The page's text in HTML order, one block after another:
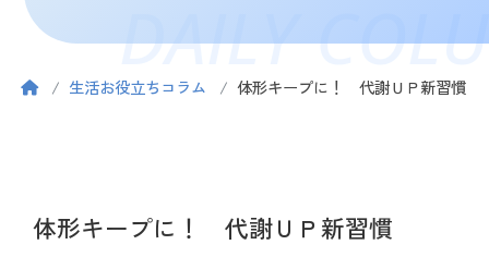
DAILY
生活お役立ちコラム 体形キープに！ 代謝ＵＰ新習慣
体形キープに！ 代謝ＵＰ新習慣